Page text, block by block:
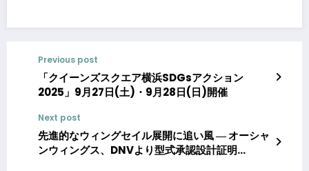
Previous post
「クイーンズスクエア横浜SDGsアクション
2025」9月27日(土)・9月28日(日)開催
Next post
先進的なウィングセイル展開に追い風 ― オーシャ
ンウィングス、DNVより型式承認設計証明